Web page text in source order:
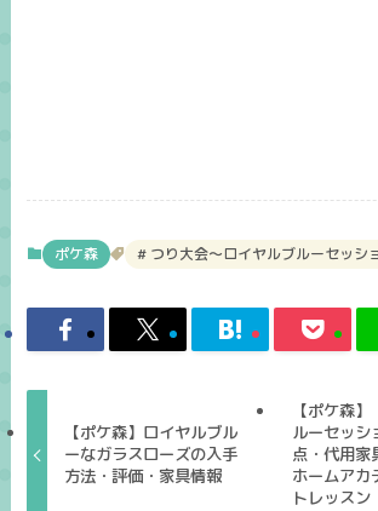
ポケ森 つり大会～ロイヤルブルーセッシ
【ポケ森】ロイヤルブル
ーなガラスローズの入手
方法・評価・家具情報
【ポケ森
ルーセッシ
点・代用家
ホームアカ
トレッスン